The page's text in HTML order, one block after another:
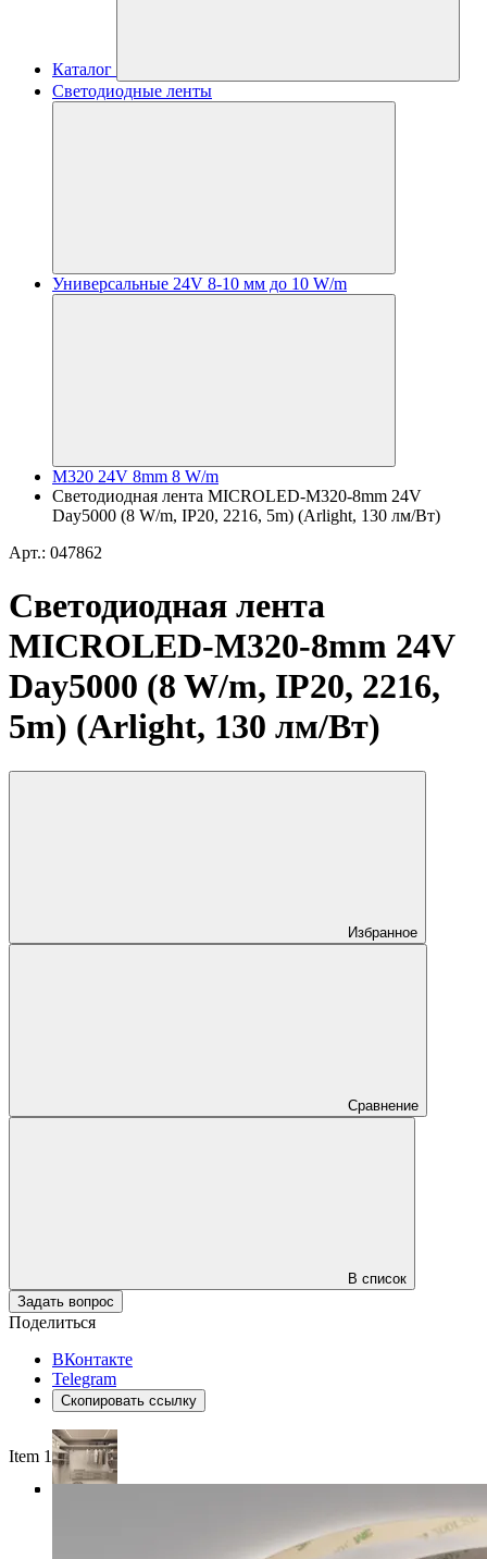
Каталог
Светодиодные ленты
Универсальные 24V 8-10 мм до 10 W/m
M320 24V 8mm 8 W/m
Светодиодная лента MICROLED-M320-8mm 24V
Day5000 (8 W/m, IP20, 2216, 5m) (Arlight, 130 лм/Вт)
Арт.: 047862
Светодиодная лента
MICROLED-M320-8mm 24V
Day5000 (8 W/m, IP20, 2216,
5m) (Arlight, 130 лм/Вт)
Избранное
Сравнение
В список
Задать вопрос
Поделиться
ВКонтакте
Telegram
Скопировать ссылку
Item 1 of 4